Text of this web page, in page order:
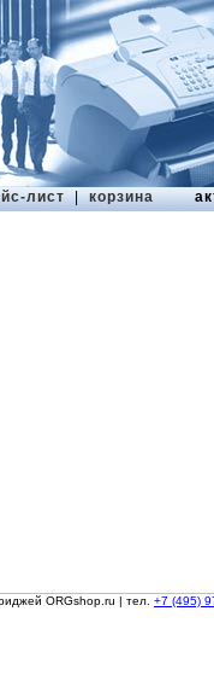
лист | корзина
ORGshop.ru | тел. +7 (495)